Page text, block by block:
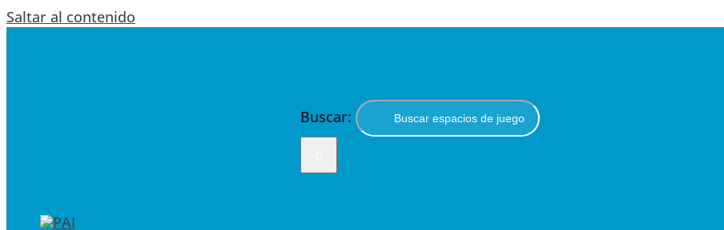
Saltar al contenido
Buscar: